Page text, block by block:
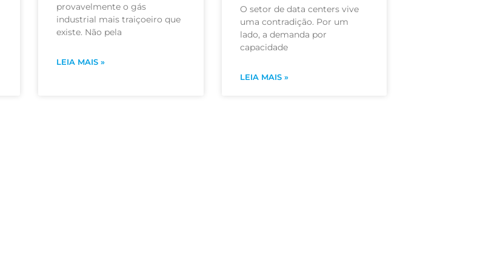
provavelmente o gás
industrial mais traiçoeiro que
existe. Não pela
LEIA MAIS »
O setor de data centers vive
uma contradição. Por um
lado, a demanda por
capacidade
LEIA MAIS »